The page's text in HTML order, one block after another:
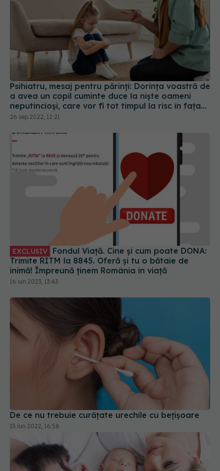
Psihiatru, mesaj pentru părinți: Dorința voastră de
a avea un copil cuminte duce la niște oameni
neputincioși, care vor fi tot timpul la risc în fața
criticii, în fața eșecului
26 sep 2022, 12:21
EXCLUSIV
Trimite RITM la 8845. Oferă și tu o bătaie de
inimă! Împreună ținem România în viață
16 iun 2023, 13:43
De ce nu trebuie curățate urechile cu bețișoare
15 iun 2022, 16:58